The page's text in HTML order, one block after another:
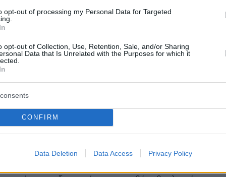
opt-out of processing my Personal Data for Targeted
opt-out of Collection, Use, Retention, Sale, and/or Sharing
Data that Is Unrelated with the Purposes for which it
CONFIRM
Data Deletion Data Access Privacy Policy
protothema.gr στο Google News και μάθετε πρώτοι
(2)